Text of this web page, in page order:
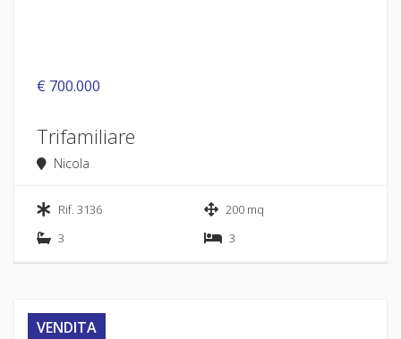
€ 700.000
Trifamiliare
Nicola
Rif. 3136
200 mq
3
3
VENDITA